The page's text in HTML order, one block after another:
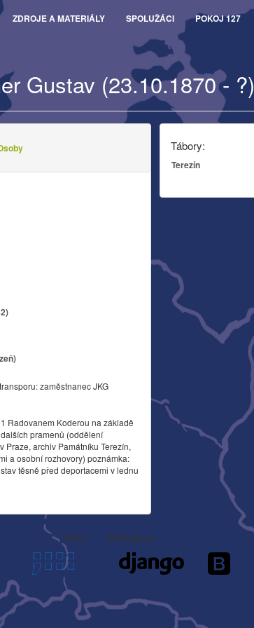
ZDROJE A MATERIÁLY SPOLUŽÁCI POKOJ 127
Gustav (23.10.1870 - ?)
Tábory:
Terezín
zaměstnanec JKG
Radovanem Koderou na základě
pramenů (oddělení
Praze, archiv Památníku Terezín,
a osobní rozhovory) poznámka:
těsně před deportacemi v lednu
Autor Děkujeme